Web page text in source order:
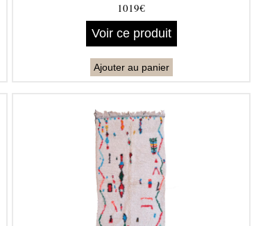
1019€
Voir ce produit
Ajouter au panier